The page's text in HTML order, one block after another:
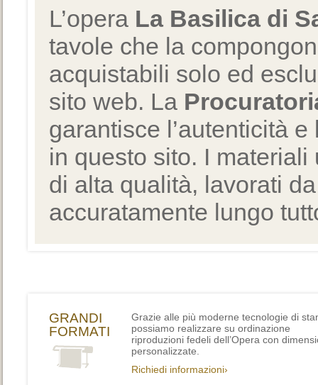
L’opera La Basilica di
tavole che la
acquistabili solo ed
sito web. La
garantisce l’autenticità
in questo sito. I
di alta qualità, lavorati
accuratamente lungo
GRANDI
FORMATI
Grazie alle più moderne tecnologie di
possiamo realizzare su ordinazione
riproduzioni fedeli dell’Opera con
personalizzate.
Richiedi informazioni›